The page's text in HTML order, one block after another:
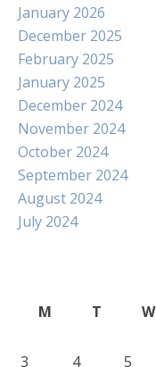
January 2026
December 2025
February 2025
January 2025
December 2024
November 2024
October 2024
September 2024
August 2024
July 2024
M
T W
3
4 5